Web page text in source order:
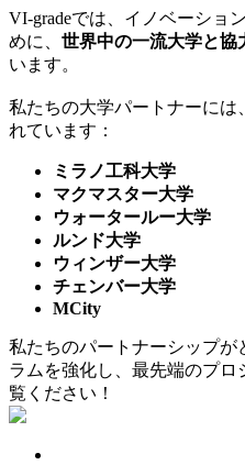
VI-gradeでは、イノベーショ
めに、 世界中の一流大学と協
います。
私たちの大学パートナーには
れています：
ミラノ工科大学
マクマスター大学
ウォータールー大学
ルンド大学
ウィンザー大学
チェンバー大学
MCity
私たちのパートナーシップ
ラムを強化し、最先端のプ
覧ください！